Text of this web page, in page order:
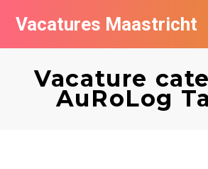
Vacatures Maastricht
Vacature
AuRoLog
Vacatures per bedrijf in Maastricht
De populairste vacatures in